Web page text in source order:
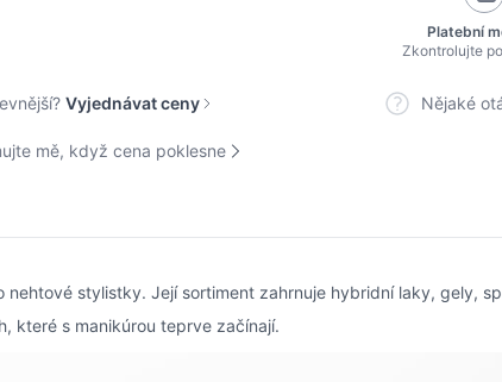
Platební
Zkontrolujte
Vyjednávat ceny Nějaké
mě, když cena poklesne
stylistky. Její sortiment zahrnuje hybridní laky, gely,
které s manikúrou teprve začínají.